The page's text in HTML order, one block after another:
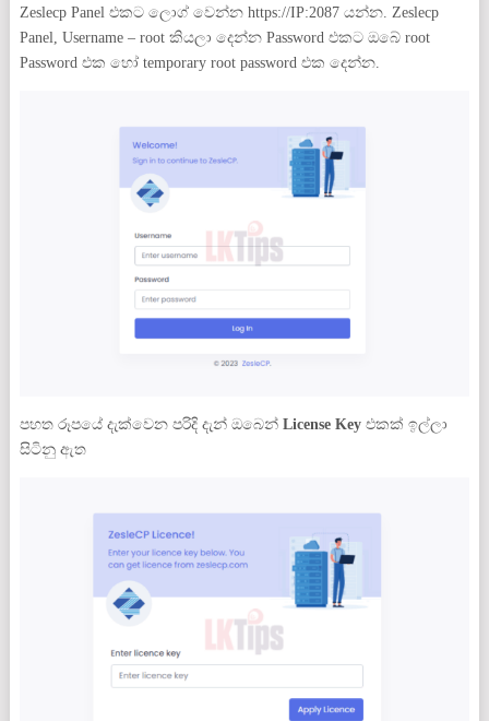
Zeslecp Panel එකට ලොග් වෙන්න https://IP:2087 යන්න. Zeslecp
Panel, Username – root කියලා දෙන්න Password එකට ඔබේ root
Password එක හෝ temporary root password එක දෙන්න.
පහත රූපයේ දැක්වෙන පරිදි දැන් ඔබෙන් License Keyඑකක් ඉල්ලා
සිටිනු ඇත